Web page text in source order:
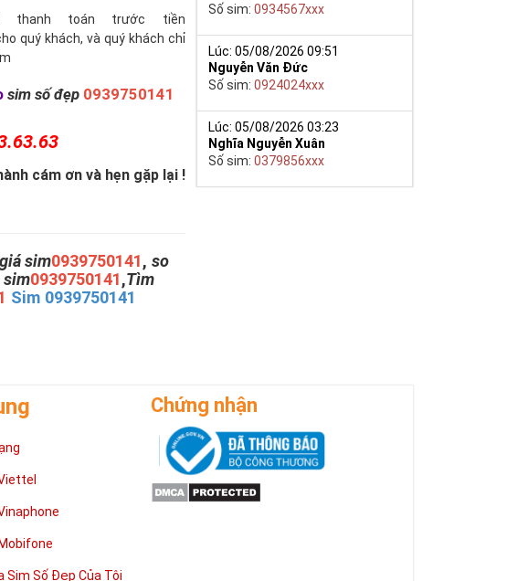
thanh toán trước tiền
quý khách, và quý khách chỉ
sim số đẹp 0939750141
cám ơn và hẹn gặp lại !
giá sim0939750141, so
sim0939750141,Tìm
Sim 0939750141
Số sim:0934567xxx
Lúc: 05/08/2026 09:51
Nguyễn Văn Đức
Số sim:0924024xxx
Lúc: 05/08/2026 03:23
Nghĩa Nguyễn Xuân
Số sim:0379856xxx
Sim Số Đẹp Của Tôi
Chứng nhận